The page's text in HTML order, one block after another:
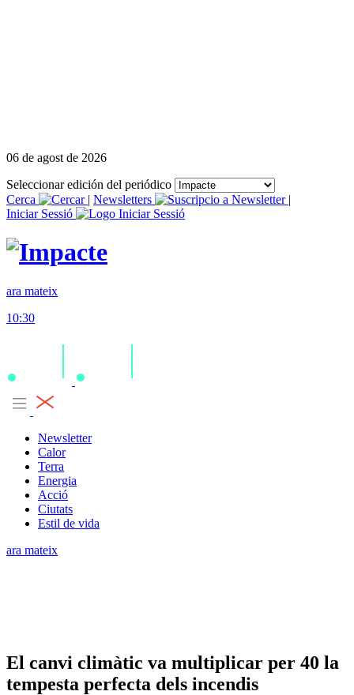
06 de agost de 2026
Seleccionar edición del periódico
Cerca
| Newsletters
|
Iniciar Sessió
ara mateix
10:30
Newsletter
Calor
Terra
Energia
Acció
Ciutats
Estil de vida
ara mateix
El canvi climàtic va multiplicar per 40 la
tempesta perfecta dels incendis